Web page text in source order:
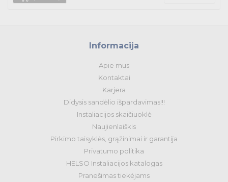
Informacija
Apie mus
Kontaktai
Karjera
Didysis sandėlio išpardavimas!!!
Instaliacijos skaičiuoklė
Naujienlaiškis
Pirkimo taisyklės, grąžinimai ir garantija
Privatumo politika
HELSO Instaliacijos katalogas
Pranešimas tiekėjams